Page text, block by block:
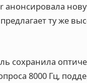
анонсировала
ту же
сохранила
8000 Гц,